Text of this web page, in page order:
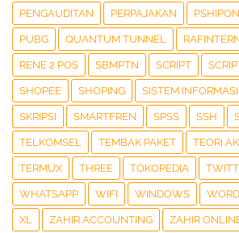
PENGAUDITAN PERPAJAKAN PSHIPON
PUBG QUANTUM TUNNEL
RENE 2 POS SBMPTN SCRIPT
SHOPEE SHOPING SISTEM
SKRIPSI SMARTFREN SPSS SSH
TELKOMSEL TEMBAK PAKET TEORI
TERMUX THREE TOKOPEDIA
WHATSAPP WIFI WINDOWS
XL ZAHIR ACCOUNTING ZAHIR